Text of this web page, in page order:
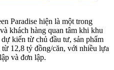
Paradise hiện là một trong
khách hàng quan tâm khi khu
kiến từ chủ đầu tư, sản phẩm
12,8 tỷ đồng/căn, với nhiều lựa
và đơn lập.